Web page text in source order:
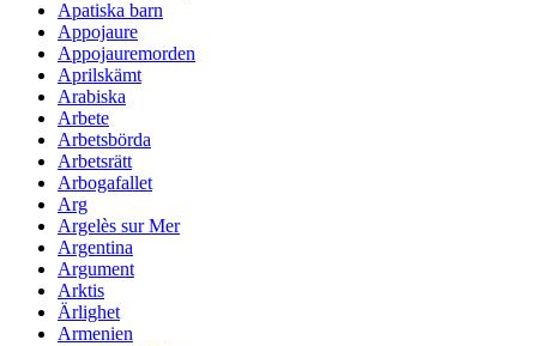
Apatiska barn
Appojaure
Appojauremorden
Aprilskämt
Arabiska
Arbete
Arbetsbörda
Arbetsrätt
Arbogafallet
Arg
Argelès sur Mer
Argentina
Argument
Arktis
Ärlighet
Armenien